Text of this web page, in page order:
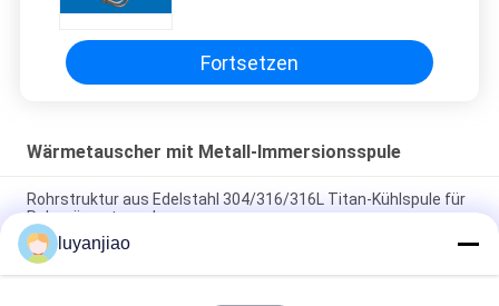
Fortsetzen
Wärmetauscher mit Metall-Immersionsspule
Rohrstruktur aus Edelstahl 304/316/316L Titan-Kühlspule für
Rohrwärmetauscher
Chemikalienbeständigkeits-Titan-schraubenartiger Spulen-
Wärmetauscher industriell
luyanjiao